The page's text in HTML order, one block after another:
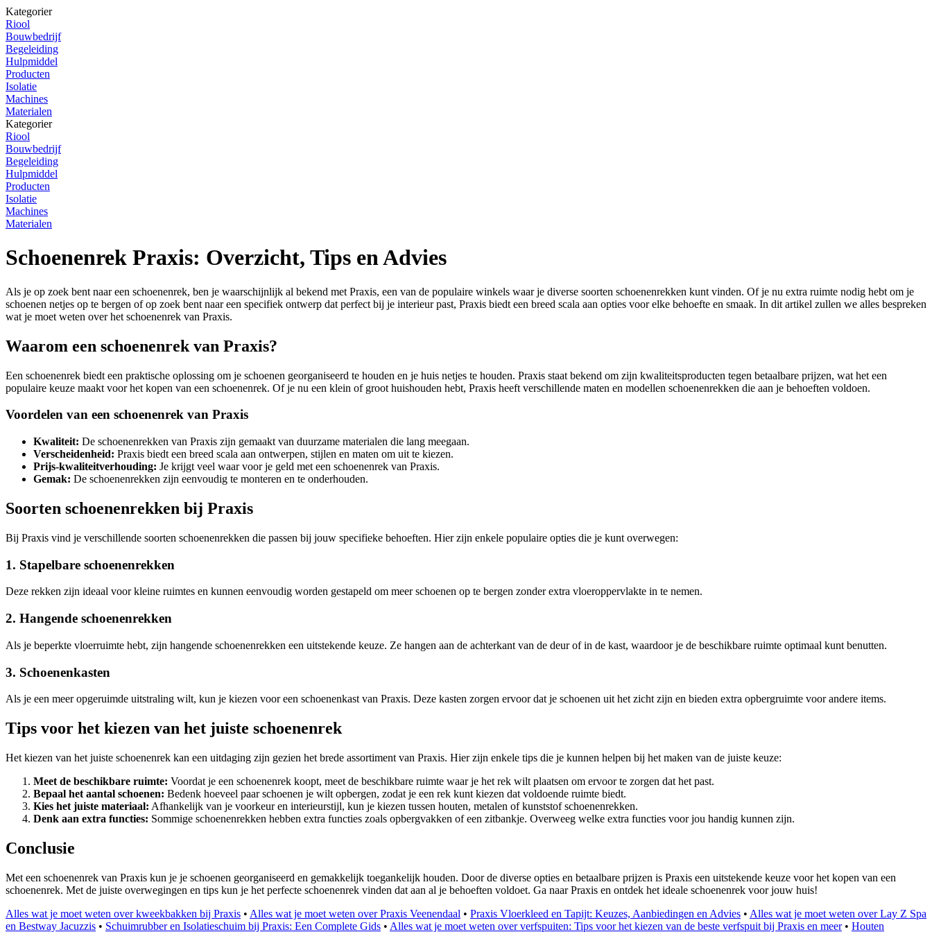
Kategorier
Riool
Bouwbedrijf
Begeleiding
Hulpmiddel
Producten
Isolatie
Machines
Materialen
Kategorier
Riool
Bouwbedrijf
Begeleiding
Hulpmiddel
Producten
Isolatie
Machines
Materialen
Schoenenrek Praxis: Overzicht, Tips en Advies
Als je op zoek bent naar een schoenenrek, ben je waarschijnlijk al bekend met Praxis, een van de populaire winkels waar je diverse soorten schoenenrekken kunt vinden. Of je nu extra ruimte nodig hebt om je
schoenen netjes op te bergen of op zoek bent naar een specifiek ontwerp dat perfect bij je interieur past, Praxis biedt een breed scala aan opties voor elke behoefte en smaak. In dit artikel zullen we alles bespreken
wat je moet weten over het schoenenrek van Praxis.
Waarom een schoenenrek van Praxis?
Een schoenenrek biedt een praktische oplossing om je schoenen georganiseerd te houden en je huis netjes te houden. Praxis staat bekend om zijn kwaliteitsproducten tegen betaalbare prijzen, wat het een
populaire keuze maakt voor het kopen van een schoenenrek. Of je nu een klein of groot huishouden hebt, Praxis heeft verschillende maten en modellen schoenenrekken die aan je behoeften voldoen.
Voordelen van een schoenenrek van Praxis
Kwaliteit: De schoenenrekken van Praxis zijn gemaakt van duurzame materialen die lang meegaan.
Verscheidenheid: Praxis biedt een breed scala aan ontwerpen, stijlen en maten om uit te kiezen.
Prijs-kwaliteitverhouding: Je krijgt veel waar voor je geld met een schoenenrek van Praxis.
Gemak: De schoenenrekken zijn eenvoudig te monteren en te onderhouden.
Soorten schoenenrekken bij Praxis
Bij Praxis vind je verschillende soorten schoenenrekken die passen bij jouw specifieke behoeften. Hier zijn enkele populaire opties die je kunt overwegen:
1. Stapelbare schoenenrekken
Deze rekken zijn ideaal voor kleine ruimtes en kunnen eenvoudig worden gestapeld om meer schoenen op te bergen zonder extra vloeroppervlakte in te nemen.
2. Hangende schoenenrekken
Als je beperkte vloerruimte hebt, zijn hangende schoenenrekken een uitstekende keuze. Ze hangen aan de achterkant van de deur of in de kast, waardoor je de beschikbare ruimte optimaal kunt benutten.
3. Schoenenkasten
Als je een meer opgeruimde uitstraling wilt, kun je kiezen voor een schoenenkast van Praxis. Deze kasten zorgen ervoor dat je schoenen uit het zicht zijn en bieden extra opbergruimte voor andere items.
Tips voor het kiezen van het juiste schoenenrek
Het kiezen van het juiste schoenenrek kan een uitdaging zijn gezien het brede assortiment van Praxis. Hier zijn enkele tips die je kunnen helpen bij het maken van de juiste keuze:
Meet de beschikbare ruimte: Voordat je een schoenenrek koopt, meet de beschikbare ruimte waar je het rek wilt plaatsen om ervoor te zorgen dat het past.
Bepaal het aantal schoenen: Bedenk hoeveel paar schoenen je wilt opbergen, zodat je een rek kunt kiezen dat voldoende ruimte biedt.
Kies het juiste materiaal: Afhankelijk van je voorkeur en interieurstijl, kun je kiezen tussen houten, metalen of kunststof schoenenrekken.
Denk aan extra functies: Sommige schoenenrekken hebben extra functies zoals opbergvakken of een zitbankje. Overweeg welke extra functies voor jou handig kunnen zijn.
Conclusie
Met een schoenenrek van Praxis kun je je schoenen georganiseerd en gemakkelijk toegankelijk houden. Door de diverse opties en betaalbare prijzen is Praxis een uitstekende keuze voor het kopen van een
schoenenrek. Met de juiste overwegingen en tips kun je het perfecte schoenenrek vinden dat aan al je behoeften voldoet. Ga naar Praxis en ontdek het ideale schoenenrek voor jouw huis!
Alles wat je moet weten over kweekbakken bij Praxis • Alles wat je moet weten over Praxis Veenendaal • Praxis Vloerkleed en Tapijt: Keuzes, Aanbiedingen en Advies • Alles wat je moet weten over Lay Z Spa
en Bestway Jacuzzis • Schuimrubber en Isolatieschuim bij Praxis: Een Complete Gids • Alles wat je moet weten over verfspuiten: Tips voor het kiezen van de beste verfspuit bij Praxis en meer• Houten